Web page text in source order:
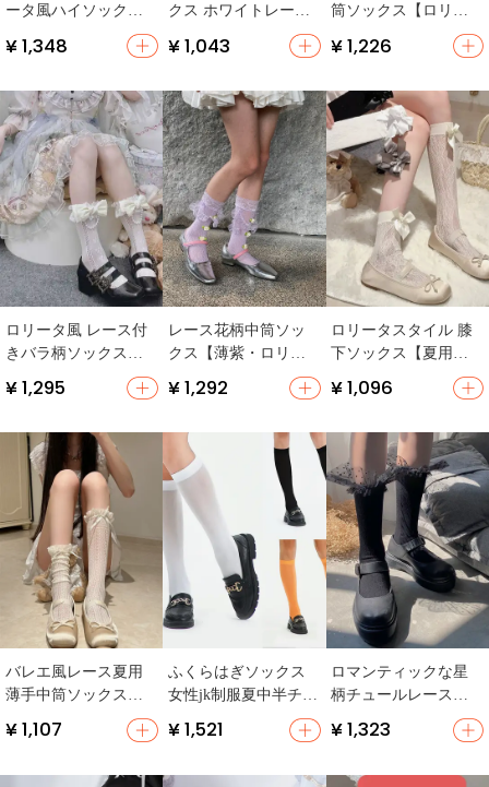
ータ風ハイソックス
き・全棉・滑り止
¥ 1,348
クス ホワイトレース
¥ 1,043
筒ソックス【ロリー
タ・花柄・二次元デ
ザイン】（セットア
¥ 1,226
ロリータ風 レース付
きバラ柄ソックス
【甘い少女向け・パ
ールチェーン・リボ
イン】
¥ 1,295
レース花柄中筒ソッ
クス【薄紫・ロリー
タ風・JKスタイル・
透け感あり】
¥ 1,292
ロリータスタイル 膝
下ソックス【夏用・
き・透かしデザイ
¥ 1,096
バレエ風レース夏用
薄手中筒ソックス
【リボンデザイン・
メリージェーンシュ
¥ 1,107
ふくらはぎソックス
女性jk制服夏中半チュ
¥ 1,521
ロマンティックな星
柄チュールレースコ
ットンショートソッ
クス【可愛いロリー
¥ 1,323